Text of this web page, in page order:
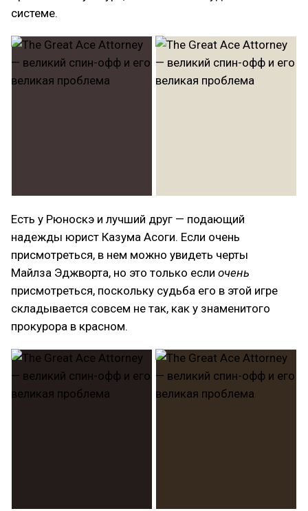
системе.
Есть у Рюноскэ и лучший друг — подающий
надежды юрист Казума Асоги. Если очень
присмотреться, в нем можно увидеть черты
Майлза Эджворта, но это только если очень
присмотреться, поскольку судьба его в этой игре
складывается совсем не так, как у знаменитого
прокурора в красном.